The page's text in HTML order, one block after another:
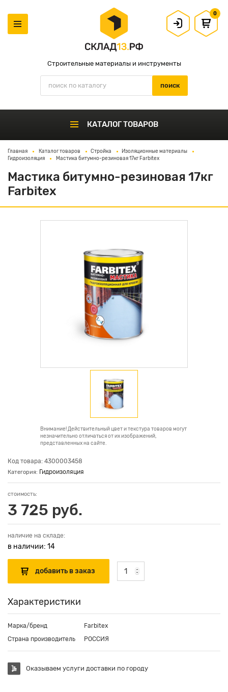
Строительные материалы и инструменты
0
КАТАЛОГ ТОВАРОВ
Главная Каталог товаров Стройка
Изоляционные материалы
Гидроизоляция
Мастика битумно-резиновая 17кг Farbitex
Мастика битумно-резиновая 17кг
Farbitex
Внимание! Действительный цвет и текстура товаров могут
незначительно отличаться от их изображений,
представленных на сайте.
Код товара: 4300003458
Категория: Гидроизоляция
стоимость:
3 725 руб.
наличие на складе:
в наличии: 14
Характеристики
Марка/бренд
Farbitex
Страна производитель
РОССИЯ
Оказываем услуги доставки по городу